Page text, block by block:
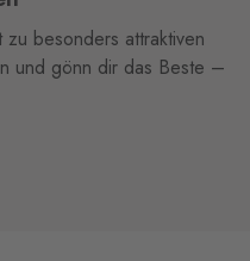
besonders attraktiven
und gönn dir das Beste –